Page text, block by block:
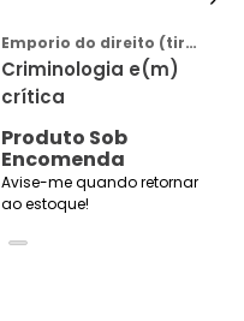
Emporio do direito (tirant)
Criminologia e(m)
crítica
Produto Sob
Encomenda
Avise-me quando retornar
ao estoque!